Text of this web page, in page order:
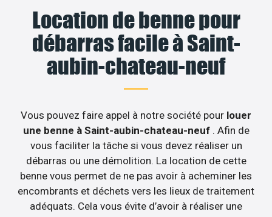
Location de benne pour
débarras facile à Saint-
aubin-chateau-neuf
Vous pouvez faire appel à notre société pour louer
une benne à Saint-aubin-chateau-neuf . Afin de
vous faciliter la tâche si vous devez réaliser un
débarras ou une démolition. La location de cette
benne vous permet de ne pas avoir à acheminer les
encombrants et déchets vers les lieux de traitement
adéquats. Cela vous évite d’avoir à réaliser une